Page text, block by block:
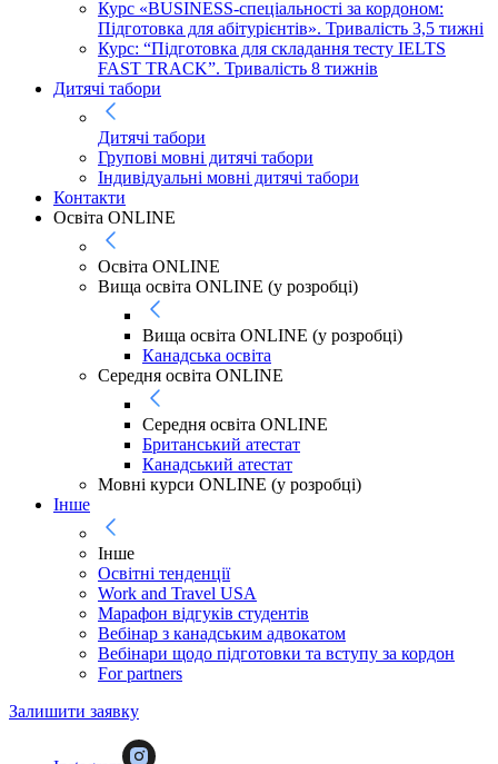
Курс «BUSINESS-спеціальності за кордоном:
Підготовка для абітурієнтів». Тривалість 3,5 тижні
Курс: “Підготовка для складання тесту IELTS
FAST TRACK”. Тривалість 8 тижнів
Дитячі табори
Дитячі табори
Групові мовні дитячі табори
Індивідуальні мовні дитячі табори
Контакти
Освіта ONLINE
Освіта ONLINE
Вища освіта ONLINE (у розробці)
Вища освіта ONLINE (у розробці)
Канадська освіта
Середня освіта ONLINE
Середня освіта ONLINE
Британський атестат
Канадський атестат
Мовні курси ONLINE (у розробці)
Інше
Інше
Освітні тенденції
Work and Travel USA
Марафон відгуків студентів
Вебінар з канадським адвокатом
Вебінари щодо підготовки та вступу за кордон
For partners
Залишити заявку